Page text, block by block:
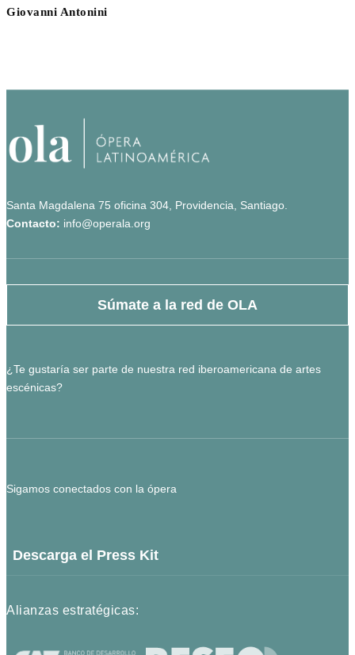
Giovanni Antonini
Santa Magdalena 75 oficina 304, Providencia, Santiago.
Contacto: info@operala.org
Súmate a la red de OLA
¿Te gustaría ser parte de nuestra red iberoamericana de artes
escénicas?
Sigamos conectados con la ópera
Descarga el Press Kit
Alianzas estratégicas: